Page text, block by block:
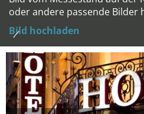
oder andere passende Bilder
Bild hochladen